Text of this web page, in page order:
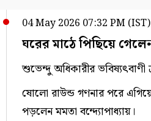
04 May 2026 07:32 PM (IST)
ঘরের মাঠে পিছিয়ে
শুভেন্দু অধিকারীর ভবিষ্যৎবাণী
ষোলো রাউন্ড গণনার পরে
পড়লেন মমতা বন্দ্যোপাধ্যায়।